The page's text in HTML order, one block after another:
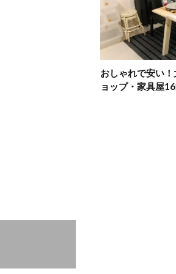
おしゃれで安い
ョップ・家具屋16